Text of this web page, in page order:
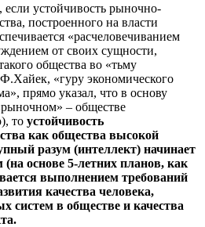
если устойчивость рыночно-
построенного на власти
«расчеловечиванием
от своих сущности,
общества во «тьму
«гуру экономического
прямо указал, что в основу
– обществе
то устойчивость
как общества высокой
разум (интеллект) начинает
(на основе 5-летних планов, как
выполнением требований
качества человека,
систем в обществе и качества